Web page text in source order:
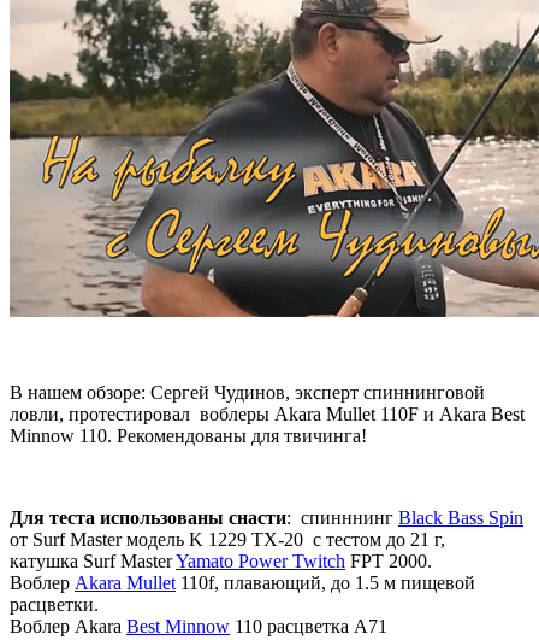
В нашем обзоре: Сергей Чудинов, эксперт спиннинговой
ловли, протестировал воблеры Akara Mullet 110F и Akara Best
Minnow 110. Рекомендованы для твичинга!
Для теста использованы снасти: спинннинг Black Bass Spin
от Surf Master модель K 1229 TX-20 с тестом до 21 г,
катушка Surf MasterYamato Power Twitch FPT 2000.
Воблер Akara Mullet 110f, плавающий, до 1.5 м пищевой
расцветки.
Воблер Akara Best Minnow 110 расцветка A71